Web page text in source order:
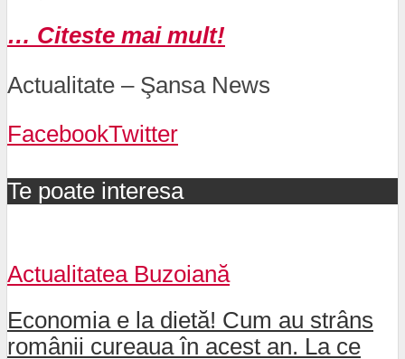
… Citeste mai mult!
Actualitate – Şansa News
FacebookTwitter
Te poate interesa
Actualitatea Buzoiană
Economia e la dietă! Cum au strâns
românii cureaua în acest an. La ce